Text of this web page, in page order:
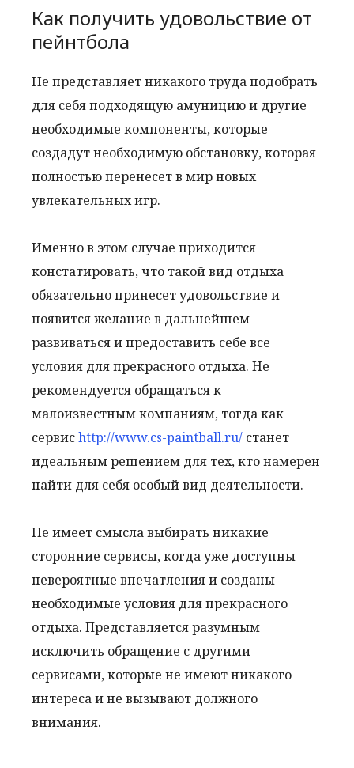
Как получить удовольствие от
пейнтбола
Не представляет никакого труда подобрать
для себя подходящую амуницию и другие
необходимые компоненты, которые
создадут необходимую обстановку, которая
полностью перенесет в мир новых
увлекательных игр.
Именно в этом случае приходится
констатировать, что такой вид отдыха
обязательно принесет удовольствие и
появится желание в дальнейшем
развиваться и предоставить себе все
условия для прекрасного отдыха. Не
рекомендуется обращаться к
малоизвестным компаниям, тогда как
сервисhttp://www.cs-paintball.ru/ станет
идеальным решением для тех, кто намерен
найти для себя особый вид деятельности.
Не имеет смысла выбирать никакие
сторонние сервисы, когда уже доступны
невероятные впечатления и созданы
необходимые условия для прекрасного
отдыха. Представляется разумным
исключить обращение с другими
сервисами, которые не имеют никакого
интереса и не вызывают должного
внимания.